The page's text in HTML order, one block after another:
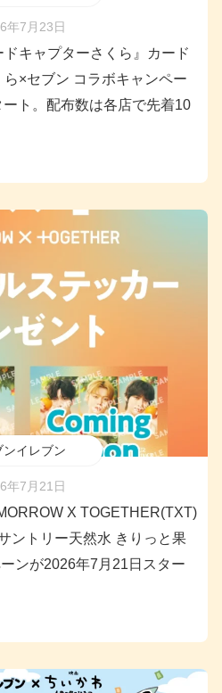
年7月23日
キャプターさくら』カード
×セブン コラボキャンペー
ト。配布数は各店で先着10
ンイレブン
年7月21日
X TOGETHER(TXT)
ントリー天然水 きりっと果
ンが2026年7月21日スター